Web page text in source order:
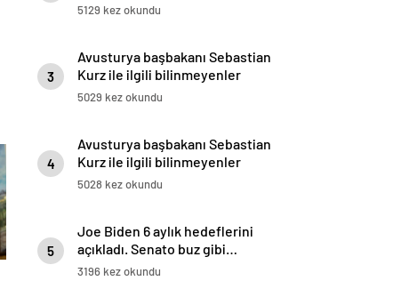
5129 kez okundu
3
Avusturya başbakanı Sebastian
Kurz ile ilgili bilinmeyenler
5029 kez okundu
4
Avusturya başbakanı Sebastian
Kurz ile ilgili bilinmeyenler
5028 kez okundu
5
Joe Biden 6 aylık hedeflerini
açıkladı. Senato buz gibi…
3196 kez okundu